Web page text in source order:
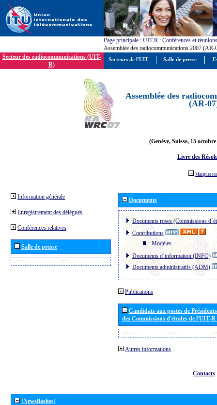
Page principale : UIT-R : Conférences et réunions
Assemblée des radiocommunications 2007 (AR-
Secteur des radiocommunications (UIT-
R)
Assemblée des
(AR-
(Genève, Suisse, 15
Livre des
Masquer
Information générale
Enregistrement des délégués
Conférences relatives
Salle de presse
Documents
Documents roses (Commissions
Contributions
Modèles
Documents d´information (INFO)
Documents administratifs (ADM)
Publications
Candidats aux postes de
des Commissions d'études de l'UIT-
Autres informations
Contacts
[Newsflashes]
Secteurs de l'UIT Salle de presse